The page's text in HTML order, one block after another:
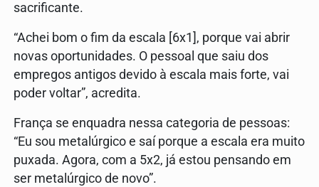
sacrificante.
“Achei bom o fim da escala [6x1], porque vai abrir
novas oportunidades. O pessoal que saiu dos
empregos antigos devido à escala mais forte, vai
poder voltar”, acredita.
França se enquadra nessa categoria de pessoas:
“Eu sou metalúrgico e saí porque a escala era muito
puxada. Agora, com a 5x2, já estou pensando em
ser metalúrgico de novo”.